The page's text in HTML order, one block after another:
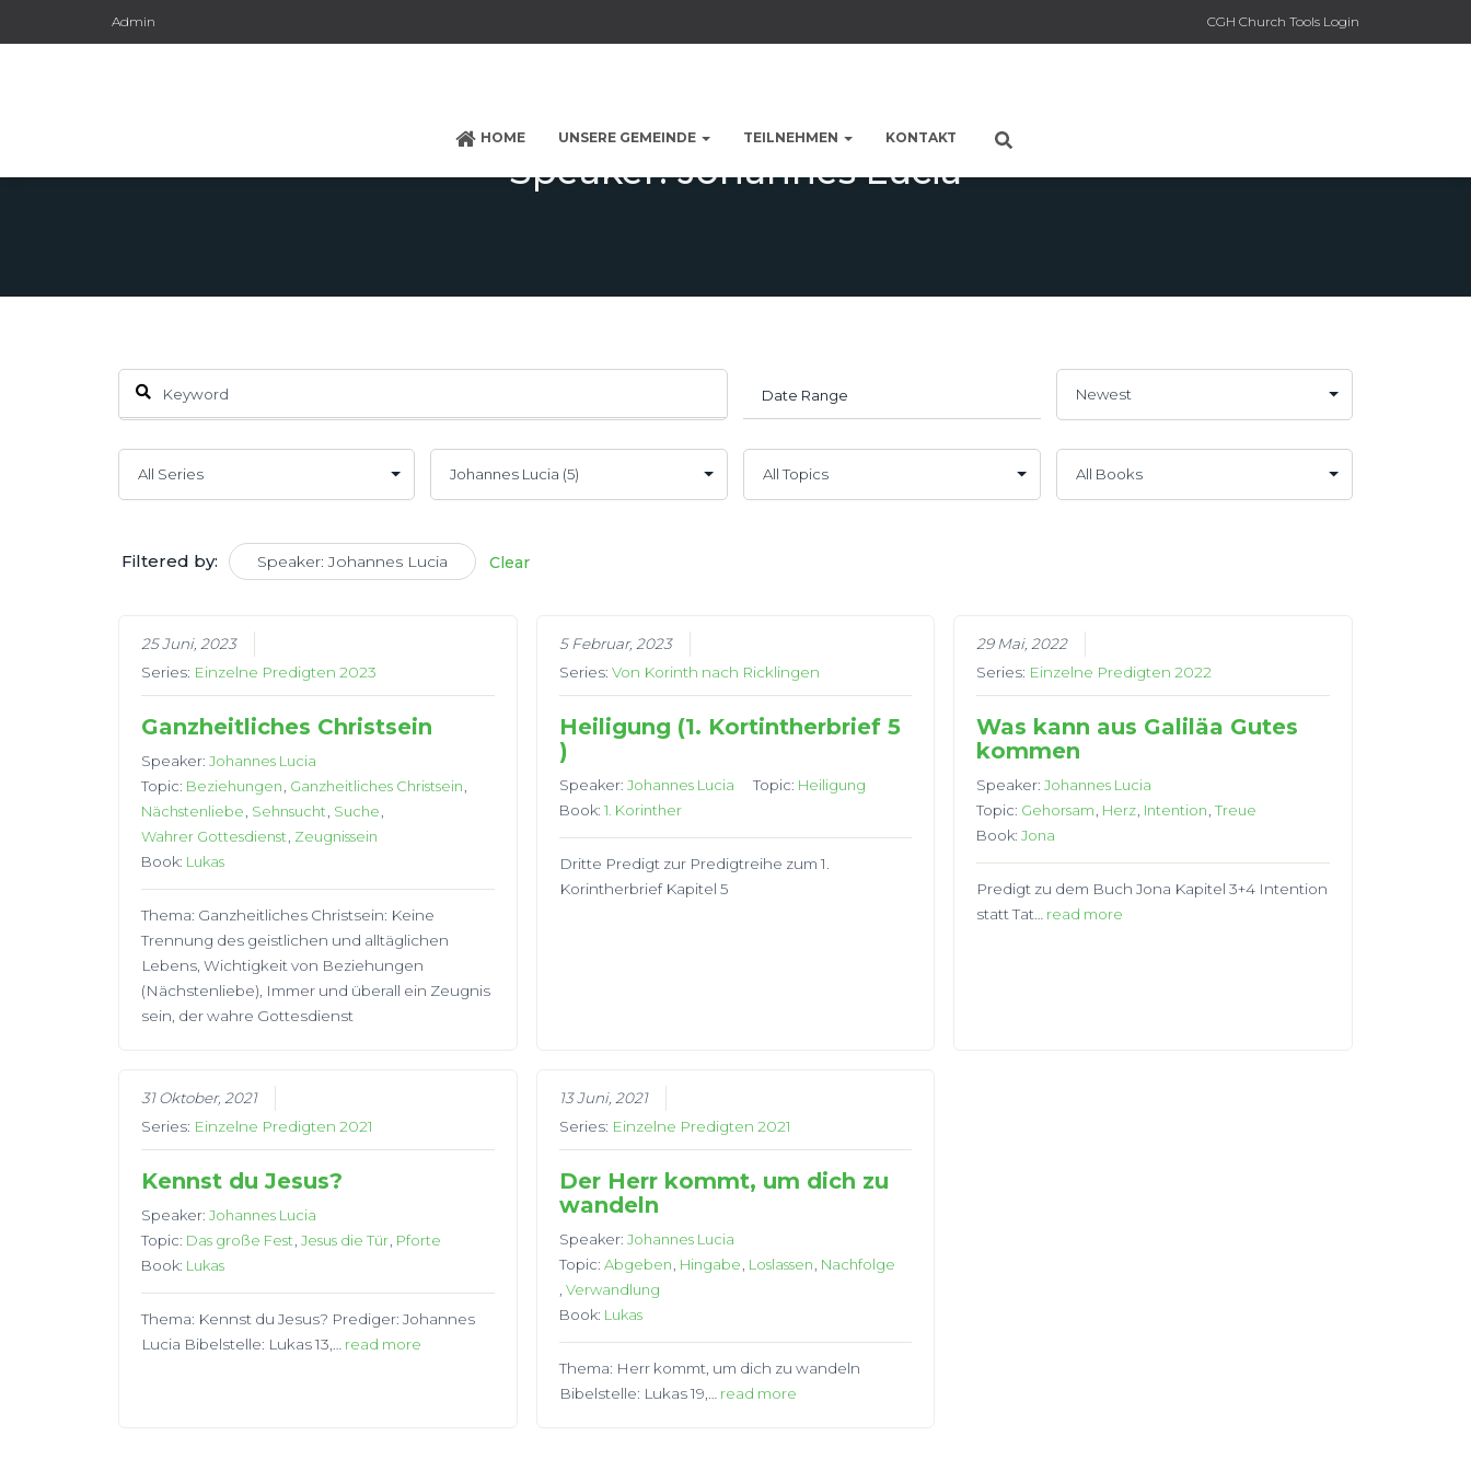
CGH Church Tools Login
Admin
HOME UNSERE GEMEINDE TEILNEHMEN KONTAKT
Speaker: Johannes Lucia
Filtered by: Speaker: Johannes Lucia Clear
25 Juni, 2023
Series: Einzelne Predigten 2023
Ganzheitliches Christsein
Speaker:Johannes Lucia
Topic: Beziehungen Ganzheitliches Christsein
Nächstenliebe Sehnsucht Suche
Wahrer Gottesdienst Zeugnissein
Book: Lukas
Thema: Ganzheitliches Christsein: Keine
Trennung des geistlichen und alltäglichen
Lebens, Wichtigkeit von Beziehungen
(Nächstenliebe), Immer und überall ein Zeugnis
sein, der wahre Gottesdienst
5 Februar, 2023
Series: Von Korinth nach Ricklingen
Heiligung (1. Kortintherbrief 5
)
Speaker: Johannes Lucia Topic: Heiligung
Book: 1. Korinther
Dritte Predigt zur Predigtreihe zum 1.
Korintherbrief Kapitel 5
29 Mai, 2022
Series: Einzelne Predigten 2022
Was kann aus Galiläa Gutes
kommen
Speaker:Johannes Lucia
Topic: Gehorsam Herz Intention ,Treue
Book:Jona
Predigt zu dem Buch Jona Kapitel 3+4 Intention
statt Tat… read more
31 Oktober, 2021
Series: Einzelne Predigten 2021
Kennst du Jesus?
Speaker:Johannes Lucia
Topic: Das große Fest ,Jesus die Tür Pforte
Book: Lukas
Thema: Kennst du Jesus? Prediger: Johannes
Lucia Bibelstelle: Lukas 13,… read more
13 Juni, 2021
Series: Einzelne Predigten 2021
Der Herr kommt, um dich zu
wandeln
Speaker: Johannes Lucia
Topic: Abgeben Hingabe Loslassen Nachfolge
Verwandlung
Book: Lukas
Thema: Herr kommt, um dich zu wandeln
Bibelstelle: Lukas 19,… read more